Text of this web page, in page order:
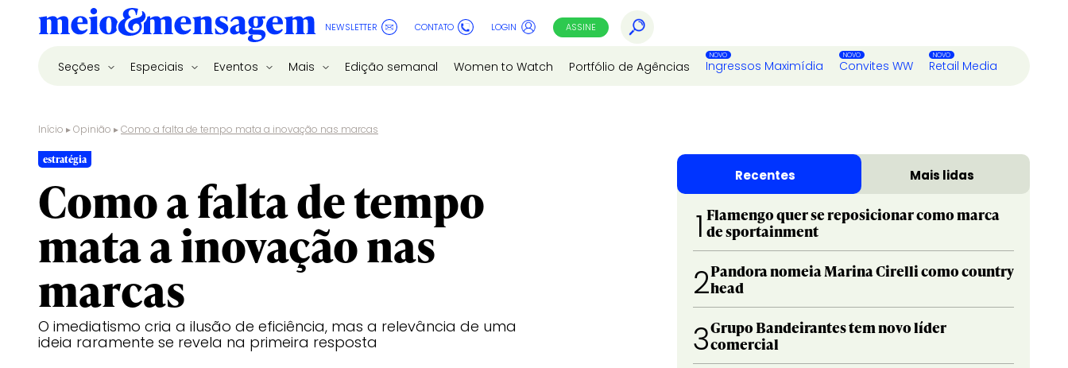
NEWSLETTER CONTATO LOGIN ASSINE
Seções Especiais Eventos Mais Edição semanal Women to Watch Portfólio de Agências Ingressos Maximídia Convites WW Retail Media
Início ▸Opinião ▸Como a falta de tempo mata a inovação nas marcas
estratégia
Como a falta de tempo
mata a inovação nas
marcas
O imediatismo cria a ilusão de eficiência, mas a relevância de uma
ideia raramente se revela na primeira resposta
Recentes Mais lidas
1 Flamengo quer se reposicionar como marca
de sportainment
2Pandora nomeia Marina Cirelli como country
head
3Grupo Bandeirantes tem novo líder
comercial